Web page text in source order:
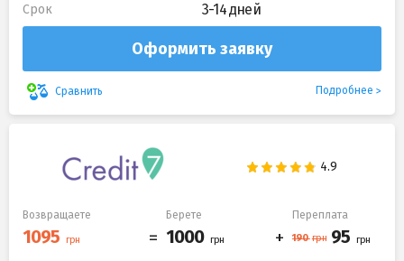
Срок 3-14 дней
Оформить заявку
Сравнить Подробнее
Возвращаете Берете Переплата